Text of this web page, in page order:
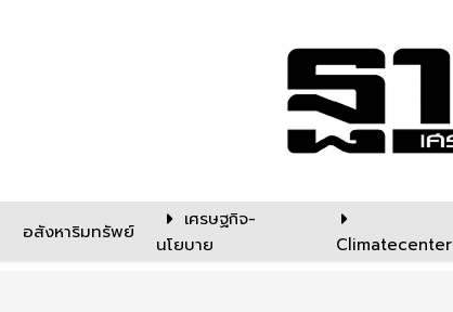
อสังหาริมทรัพย์
เศรษฐกิจ-
นโยบาย
Climatecenter